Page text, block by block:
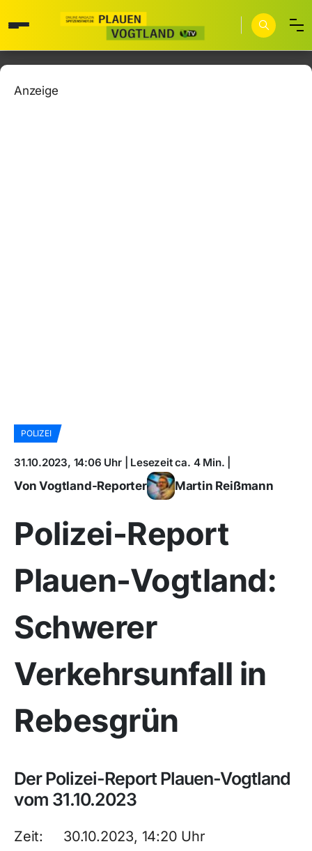
Anzeige
POLIZEI
31.10.2023, 14:06 Uhr | Lesezeit ca. 4 Min. |
Von Vogtland-Reporter Martin Reißmann
Polizei-Report
Plauen-Vogtland:
Schwerer
Verkehrsunfall in
Rebesgrün
Der Polizei-Report Plauen-Vogtland
vom 31.10.2023
Zeit: 30.10.2023, 14:20 Uhr